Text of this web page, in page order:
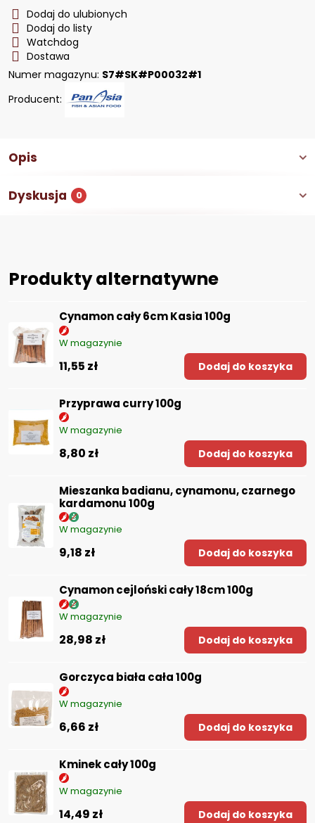
Dodaj do ulubionych
Dodaj do listy
Watchdog
Dostawa
Numer magazynu: S7#SK#P00032#1
Producent:
Opis
Dyskusja 0
Produkty alternatywne
Cynamon cały 6cm Kasia 100g
W magazynie
11,55 zł Dodaj do koszyka
Przyprawa curry 100g
W magazynie
8,80 zł Dodaj do koszyka
Mieszanka badianu, cynamonu, czarnego
kardamonu 100g
W magazynie
9,18 zł Dodaj do koszyka
Cynamon cejloński cały 18cm 100g
W magazynie
28,98 zł Dodaj do koszyka
Gorczyca biała cała 100g
W magazynie
6,66 zł Dodaj do koszyka
Kminek cały 100g
W magazynie
14,49 zł Dodaj do koszyka